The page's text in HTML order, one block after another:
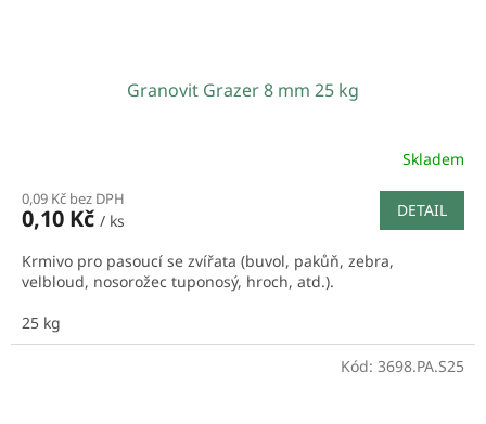
Granovit Grazer 8 mm 25 kg
Skladem
0,09 Kč bez DPH
0,10 Kč / ks
DETAIL
Krmivo pro pasoucí se zvířata (buvol, pakůň, zebra,
velbloud, nosorožec tuponosý, hroch, atd.).
25 kg
Kód: 3698.PA.S25